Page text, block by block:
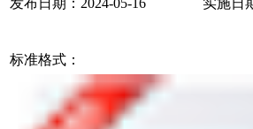
发布日期：2024-05-16 实施日期
标准格式：